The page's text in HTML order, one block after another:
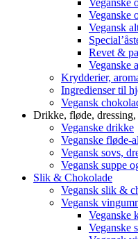
Veganske
Vegansk
Revet &
Veganske
Krydderier,
Ingredienser til
Vegansk
Drikke, fløde, dressing,
Veganske drikke
Veganske fløde-
Vegansk sovs,
Vegansk suppe
Slik & Chokolade
Vegansk slik &
Vegansk
Veganske
Veganske